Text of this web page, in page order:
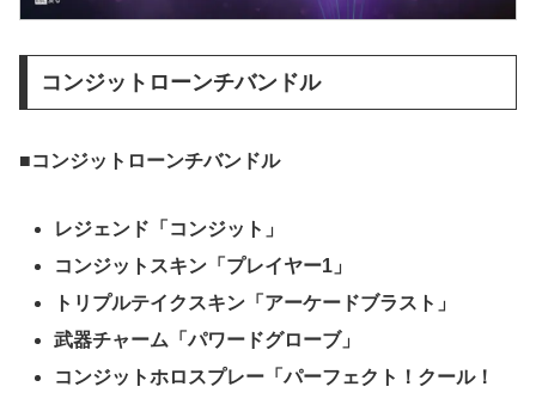
コンジットローンチバンドル
■コンジットローンチバンドル
レジェンド「コンジット」
コンジットスキン「プレイヤー1」
トリプルテイクスキン「アーケードブラスト」
武器チャーム「パワードグローブ」
コンジットホロスプレー「パーフェクト！クール！